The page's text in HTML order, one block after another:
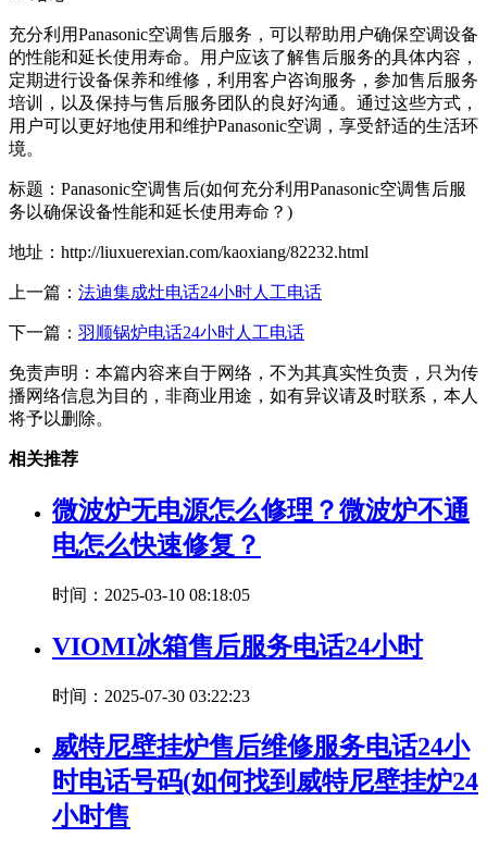
充分利用Panasonic空调售后服务，可以帮助用户确保空调设备
的性能和延长使用寿命。用户应该了解售后服务的具体内容，
定期进行设备保养和维修，利用客户咨询服务，参加售后服务
培训，以及保持与售后服务团队的良好沟通。通过这些方式，
用户可以更好地使用和维护Panasonic空调，享受舒适的生活环
境。
标题：Panasonic空调售后(如何充分利用Panasonic空调售后服
务以确保设备性能和延长使用寿命？)
地址：http://liuxuerexian.com/kaoxiang/82232.html
上一篇： 法迪集成灶电话24小时人工电话
下一篇： 羽顺锅炉电话24小时人工电话
免责声明：本篇内容来自于网络，不为其真实性负责，只为传
播网络信息为目的，非商业用途，如有异议请及时联系，本人
将予以删除。
相关推荐
微波炉无电源怎么修理？微波炉不通
电怎么快速修复？
时间：2025-03-10 08:18:05
VIOMI冰箱售后服务电话24小时
时间：2025-07-30 03:22:23
威特尼壁挂炉售后维修服务电话24小
时电话号码(如何找到威特尼壁挂炉24
小时售